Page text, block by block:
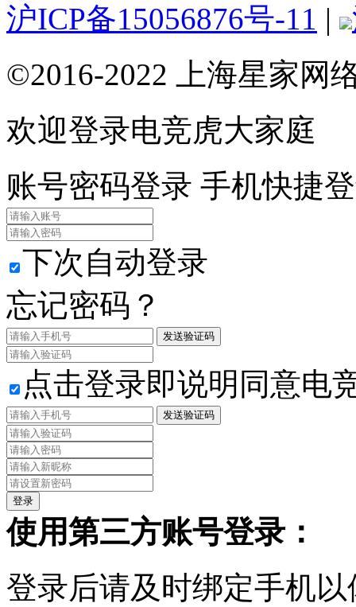
沪ICP备15056876号-11 |
©2016-2022 上海星家网
欢迎登录电竞虎大家庭
账号密码登录 手机快捷
下次自动登录
忘记密码？
发送验证码
点击登录即说明同意电
发送验证码
使用第三方账号登录：
登录后请及时绑定手机